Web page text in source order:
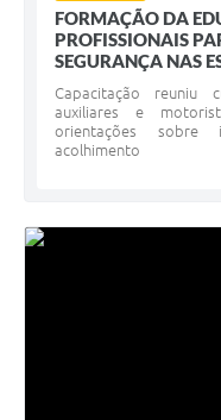
FORMAÇÃO DA
PROFISSIONAIS
SEGURANÇA NAS
Capacitação reuniu
auxiliares e
orientações sobre
acolhimento